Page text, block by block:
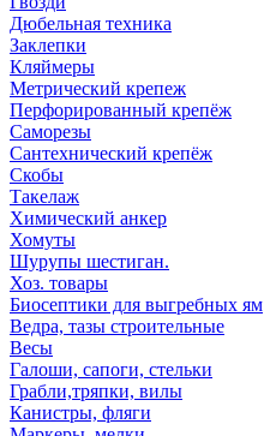
Дюбельная техника
Заклепки
Кляймеры
Метрический крепеж
Перфорированный крепёж
Саморезы
Сантехнический крепёж
Скобы
Такелаж
Химический анкер
Хомуты
Шурупы шестиган.
Хоз. товары
Биосептики для выгребных ям
Ведра, тазы строительные
Весы
Галоши, сапоги, стельки
Грабли,тряпки, вилы
Канистры, фляги